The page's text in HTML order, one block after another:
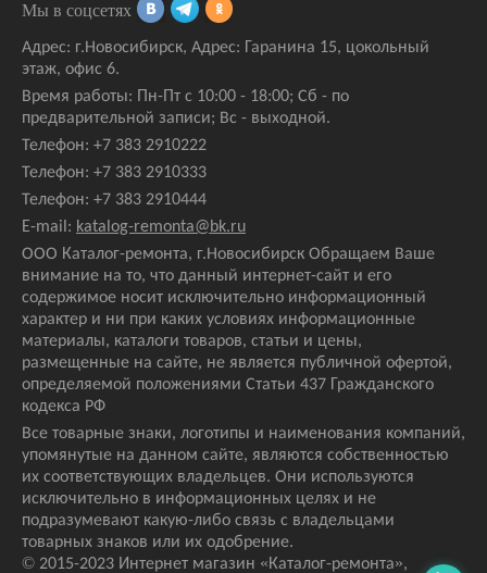
© 2015-2023 Интернет магазин «Каталог-ремонта»,
Адрес: г.Новосибирск, Адрес: Гаранина 15, цокольный
этаж, офис 6.
Время работы: Пн-Пт с 10:00 - 18:00; Сб - по
предварительной записи; Вс - выходной.
Телефон: +7 383 2910222
Телефон: +7 383 2910333
Телефон: +7 383 2910444
E-mail: katalog-remonta@bk.ru
ООО Каталог-ремонта, г.Новосибирск Обращаем Ваше
внимание на то, что данный интернет-сайт и его
содержимое носит исключительно информационный
характер и ни при каких условиях информационные
материалы, каталоги товаров, статьи и цены,
размещенные на сайте, не является публичной офертой,
определяемой положениями Статьи 437 Гражданского
кодекса РФ
Все товарные знаки, логотипы и наименования компаний,
упомянутые на данном сайте, являются собственностью
их соответствующих владельцев. Они используются
исключительно в информационных целях и не
подразумевают какую-либо связь с владельцами
товарных знаков или их одобрение.
Мы в соцсетях